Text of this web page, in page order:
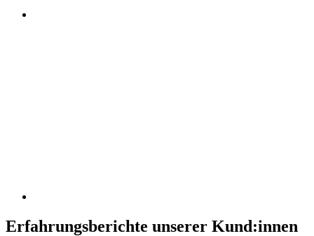
Erfahrungsberichte unserer Kund:innen